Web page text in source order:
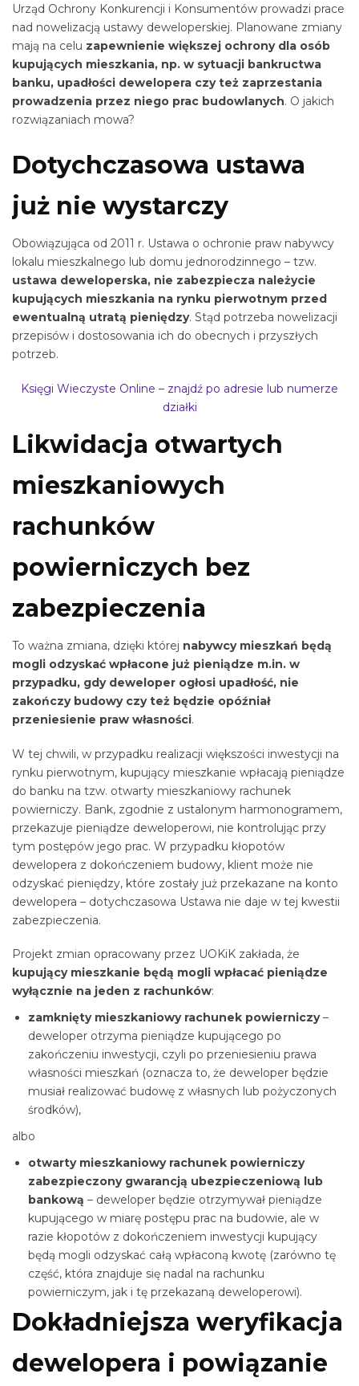
Urząd Ochrony Konkurencji i Konsumentów prowadzi prace
nad nowelizacją ustawy deweloperskiej. Planowane zmiany
mają na celu zapewnienie większej ochrony dla osób
kupujących mieszkania, np. w sytuacji bankructwa
banku, upadłości dewelopera czy też zaprzestania
prowadzenia przez niego prac budowlanych. O jakich
rozwiązaniach mowa?
Dotychczasowa ustawa
już nie wystarczy
Obowiązująca od 2011 r. Ustawa o ochronie praw nabywcy
lokalu mieszkalnego lub domu jednorodzinnego – tzw.
ustawa deweloperska, nie zabezpiecza należycie
kupujących mieszkania na rynku pierwotnym przed
ewentualną utratą pieniędzy. Stąd potrzeba nowelizacji
przepisów i dostosowania ich do obecnych i przyszłych
potrzeb.
Księgi Wieczyste Online – znajdź po adresie lub numerze
działki
Likwidacja otwartych
mieszkaniowych
rachunków
powierniczych bez
zabezpieczenia
To ważna zmiana, dzięki której nabywcy mieszkań będą
mogli odzyskać wpłacone już pieniądze m.in. w
przypadku, gdy deweloper ogłosi upadłość, nie
zakończy budowy czy też będzie opóźniał
przeniesienie praw własności.
W tej chwili, w przypadku realizacji większości inwestycji na
rynku pierwotnym, kupujący mieszkanie wpłacają pieniądze
do banku na tzw. otwarty mieszkaniowy rachunek
powierniczy. Bank, zgodnie z ustalonym harmonogramem,
przekazuje pieniądze deweloperowi, nie kontrolując przy
tym postępów jego prac. W przypadku kłopotów
dewelopera z dokończeniem budowy, klient może nie
odzyskać pieniędzy, które zostały już przekazane na konto
dewelopera – dotychczasowa Ustawa nie daje w tej kwestii
zabezpieczenia.
Projekt zmian opracowany przez UOKiK zakłada, że
kupujący mieszkanie będą mogli wpłacać pieniądze
wyłącznie na jeden z rachunków:
zamknięty mieszkaniowy rachunek powierniczy–
deweloper otrzyma pieniądze kupującego po
zakończeniu inwestycji, czyli po przeniesieniu prawa
własności mieszkań (oznacza to, że deweloper będzie
musiał realizować budowę z własnych lub pożyczonych
środków),
albo
otwarty mieszkaniowy rachunek powierniczy
zabezpieczony gwarancją ubezpieczeniową lub
bankową – deweloper będzie otrzymywał pieniądze
kupującego w miarę postępu prac na budowie, ale w
razie kłopotów z dokończeniem inwestycji kupujący
będą mogli odzyskać całą wpłaconą kwotę (zarówno tę
część, która znajduje się nadal na rachunku
powierniczym, jak i tę przekazaną deweloperowi).
Dokładniejsza weryfikacja
dewelopera i powiązanie